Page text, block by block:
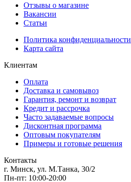
Отзывы о магазине
Вакансии
Статьи
Политика конфиденциальности
Карта сайта
Клиентам
Оплата
Доставка и самовывоз
Гарантия, ремонт и возврат
Кредит и рассрочка
Часто задаваемые вопросы
Дисконтная программа
Оптовым покупателям
Примеры и готовые решения
Контакты
г. Минск, ул. М.Танка, 30/2
Пн-пт: 10:00-20:00